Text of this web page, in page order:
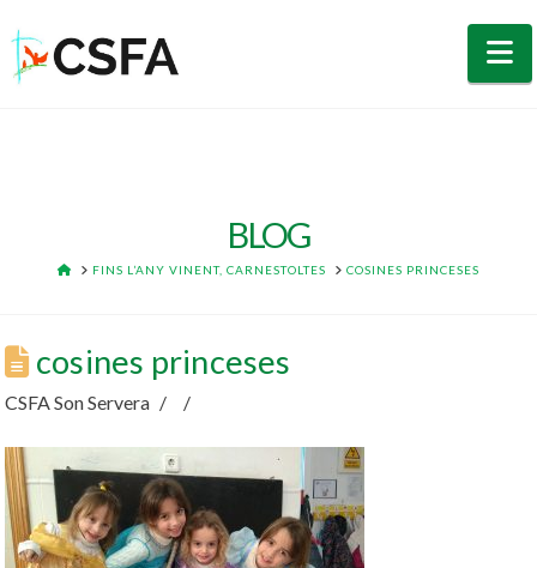
BLOG
HOMEFINS L’ANY VINENT, CARNESTOLTES COSINES PRINCESES
cosines princeses
CSFA Son Servera